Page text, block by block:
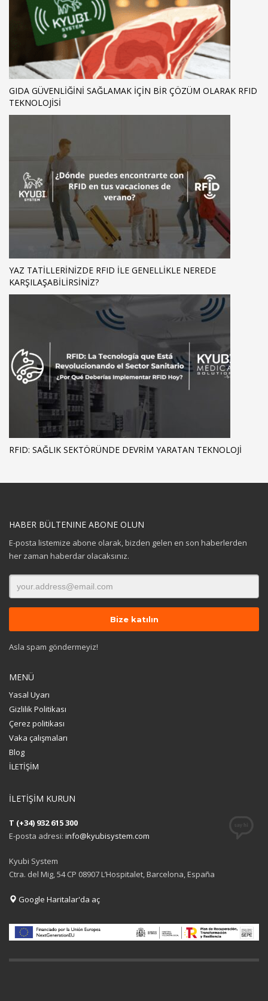
GIDA GÜVENLIĞINI SAĞLAMAK IÇIN BIR ÇÖZÜM OLARAK RFID
TEKNOLOJISI
YAZ TATILLERINIZDE RFID ILE GENELLIKLE NEREDE
KARŞILAŞABILIRSINIZ?
RFID: SAĞLIK SEKTÖRÜNDE DEVRIM YARATAN TEKNOLOJI
HABER BÜLTENINE ABONE OLUN
E-posta listemize abone olarak, bizden gelen en son haberlerden
her zaman haberdar olacaksınız.
Asla spam göndermeyiz!
MENÜ
Yasal Uyarı
Gizlilik Politikası
Çerez politikası
Vaka çalışmaları
Blog
İLETİŞİM
İLETİŞİM KURUN
T (+34) 932 615 300
E-posta adresi: info@kyubisystem.com
Kyubi System
Ctra. del Mig, 54 CP 08907 L’Hospitalet, Barcelona, España
Google Haritalar'da aç